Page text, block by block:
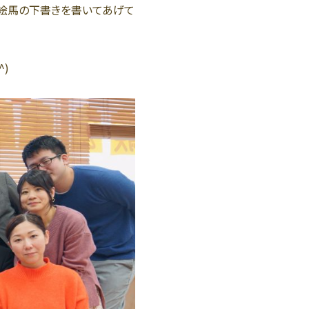
馬の下書きを書いてあげて